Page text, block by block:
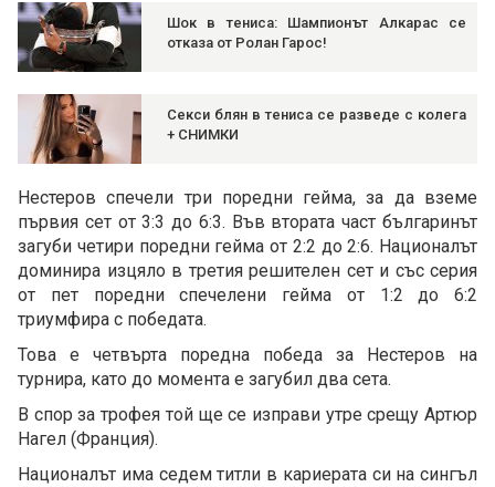
Шок в тениса: Шампионът Алкарас се
отказа от Ролан Гарос!
Секси блян в тениса се разведе с колега
+ СНИМКИ
Нестеров спечели три поредни гейма, за да вземе
първия сет от 3:3 до 6:3. Във втората част българинът
загуби четири поредни гейма от 2:2 до 2:6. Националът
доминира изцяло в третия решителен сет и със серия
от пет поредни спечелени гейма от 1:2 до 6:2
триумфира с победата.
Това е четвърта поредна победа за Нестеров на
турнира, като до момента е загубил два сета.
В спор за трофея той ще се изправи утре срещу Артюр
Нагел (Франция).
Националът има седем титли в кариерата си на сингъл